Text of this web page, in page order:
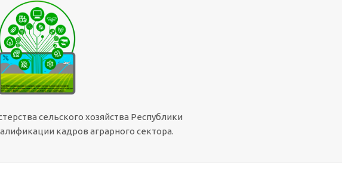
сельского хозяйства Республики
кадров аграрного сектора.